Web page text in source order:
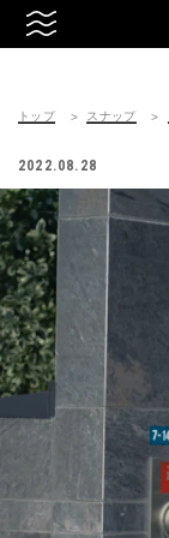
トップ スナップ
2022.08.28